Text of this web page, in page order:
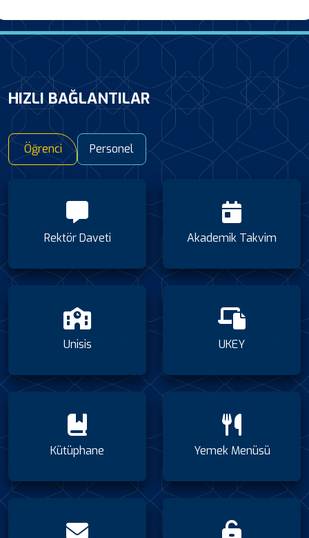
HIZLI BAĞLANTILAR
Öğrenci Personel
Rektör Daveti Akademik Takvim
Unisis UKEY
Kütüphane Yemek Menüsü